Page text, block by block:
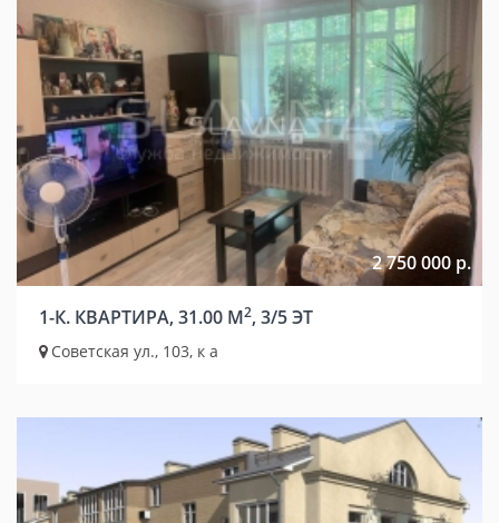
2 750 000 р.
1-К. КВАРТИРА, 31.00 М2, 3/5 ЭТ
Советская ул., 103, к а